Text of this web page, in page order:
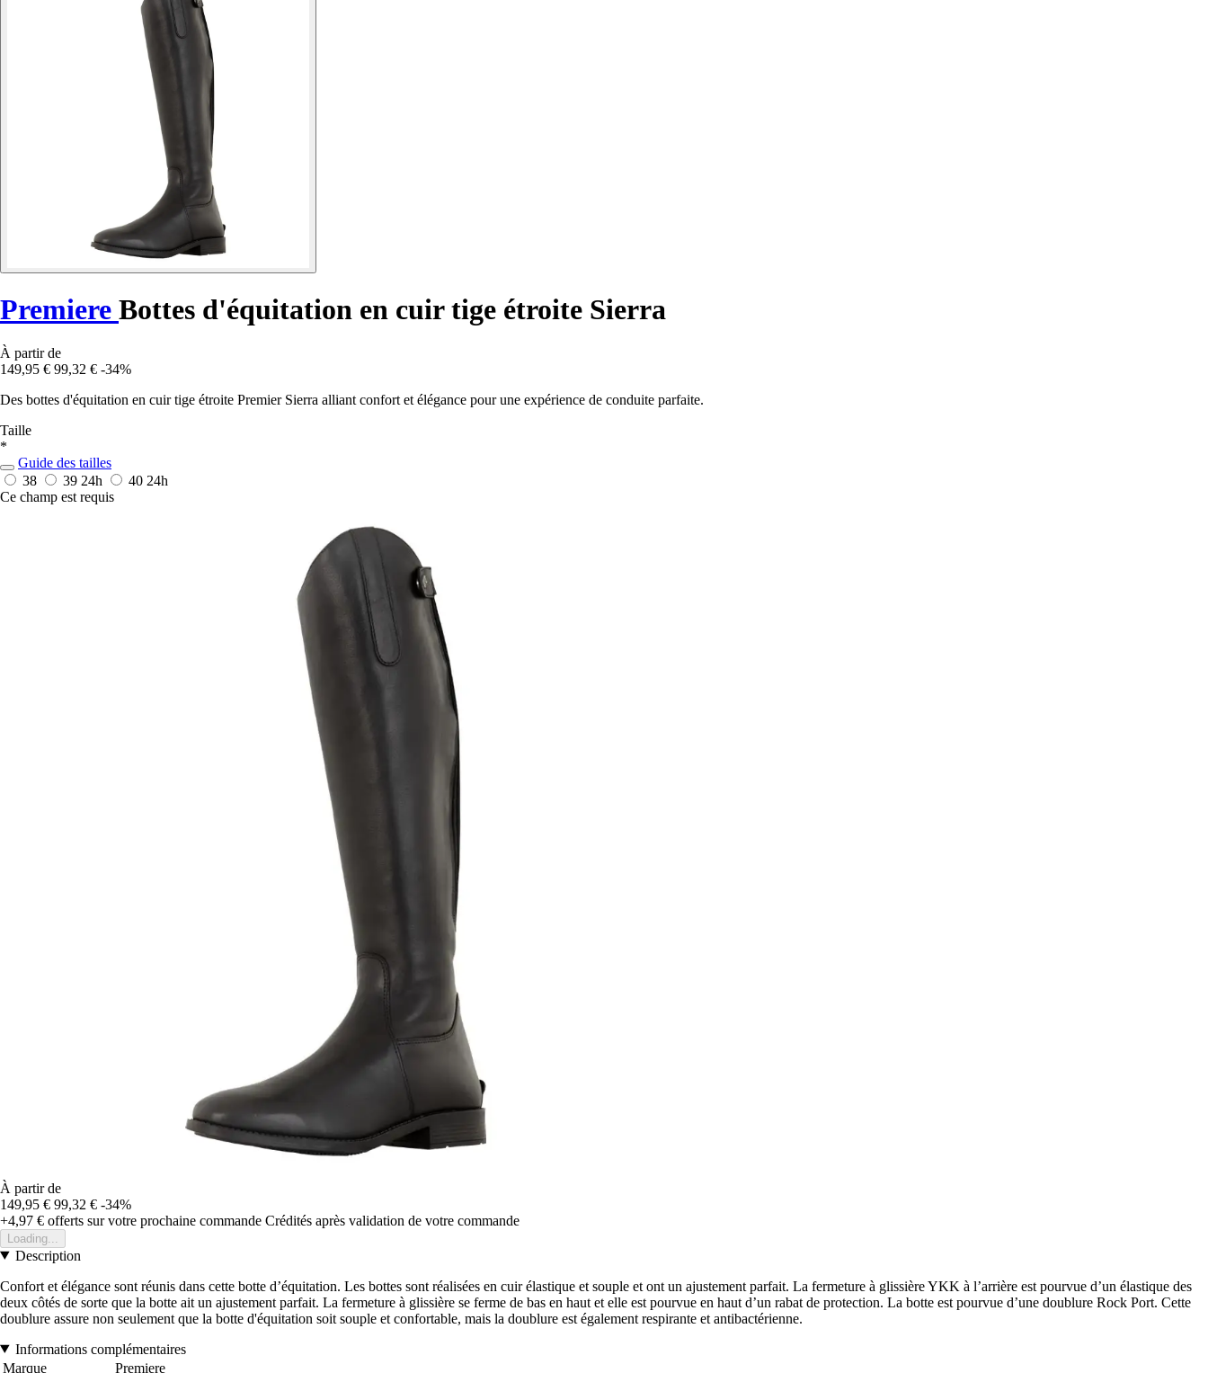
Premiere Bottes d'équitation en cuir tige étroite Sierra
À partir de
149,95 € 99,32 € -34%
Des bottes d'équitation en cuir tige étroite Premier Sierra alliant confort et élégance pour une expérience de conduite parfaite.
Taille
*
Guide des tailles
38
39 24h 40 24h
Ce champ est requis
À partir de
149,95 € 99,32 € -34%
+4,97 € offerts sur votre prochaine commande Crédités après validation de votre commande
Loading...
Description
Confort et élégance sont réunis dans cette botte d’équitation. Les bottes sont réalisées en cuir élastique et souple et ont un ajustement parfait. La fermeture à glissière YKK à l’arrière est pourvue d’un élastique des
deux côtés de sorte que la botte ait un ajustement parfait. La fermeture à glissière se ferme de bas en haut et elle est pourvue en haut d’un rabat de protection. La botte est pourvue d’une doublure Rock Port. Cette
doublure assure non seulement que la botte d'équitation soit souple et confortable, mais la doublure est également respirante et antibactérienne.
Informations complémentaires
Marque
Premiere